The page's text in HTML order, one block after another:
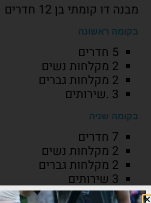
מבנה דו קומתי בן 12 חדרים
בקומה ראשונה
5 חדרים
2 מקלחות נשים
2 מקלחות גברים
3 .שירותים
בקומה שניה
7 חדרים
2 מקלחות נשים
2 מקלחות גברים
3 שירותים
מועדון פינת שתייה חמה